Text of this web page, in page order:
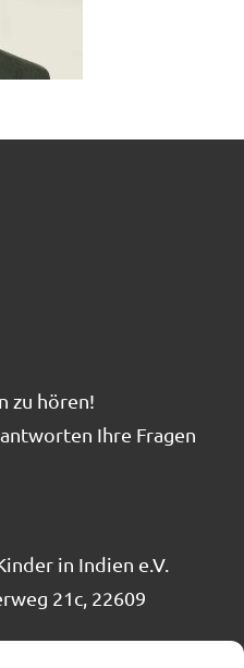
zu hören!
Ihre Fragen
in Indien e.V.
21c, 22609